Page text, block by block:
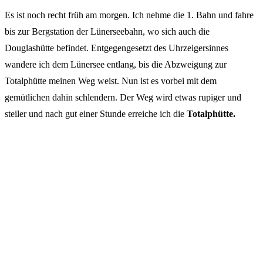
Es ist noch recht früh am morgen. Ich nehme die 1. Bahn und fahre
bis zur Bergstation der Lünerseebahn, wo sich auch die
Douglashütte befindet. Entgegengesetzt des Uhrzeigersinnes
wandere ich dem Lünersee entlang, bis die Abzweigung zur
Totalphütte meinen Weg weist. Nun ist es vorbei mit dem
gemütlichen dahin schlendern. Der Weg wird etwas rupiger und
steiler und nach gut einer Stunde erreiche ich die Totalphütte.